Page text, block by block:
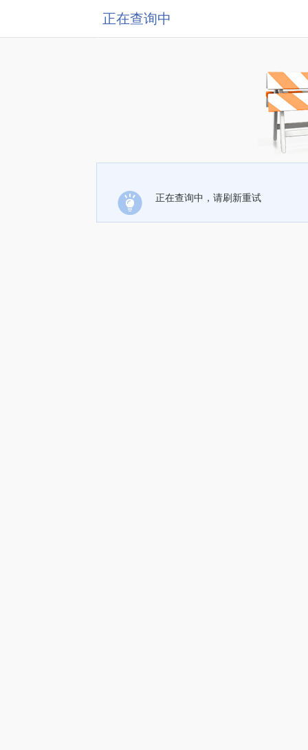
正在查询中
正在查询中，请刷新重试